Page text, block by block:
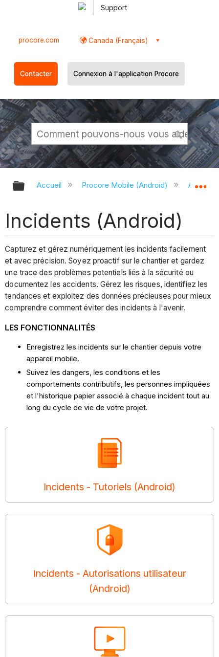
Support
procore.com Canada (Français)
Contacter Connexion à l'application Procore
Développer/réduire la hiérarchie
Accueil Procore Mobile (Android)
Incidents (Android)
Capturez et gérez numériquement les incidents facilement
et avec précision. Soyez proactif sur le chantier et gardez
une trace des problèmes potentiels liés à la sécurité ou
documentez les accidents. Gérez les risques, identifiez les
tendances et exploitez des données précieuses pour mieux
comprendre comment éviter des incidents à l'avenir.
LES FONCTIONNALITÉS
Enregistrez les incidents sur le chantier depuis votre
appareil mobile.
Suivez les dangers, les conditions et les
comportements contributifs, les personnes impliquées
et l'historique papier associé à chaque incident tout au
long du cycle de vie de votre projet.
Incidents - Tutoriels (Android)
Incidents - Autorisations utilisateur
(Android)